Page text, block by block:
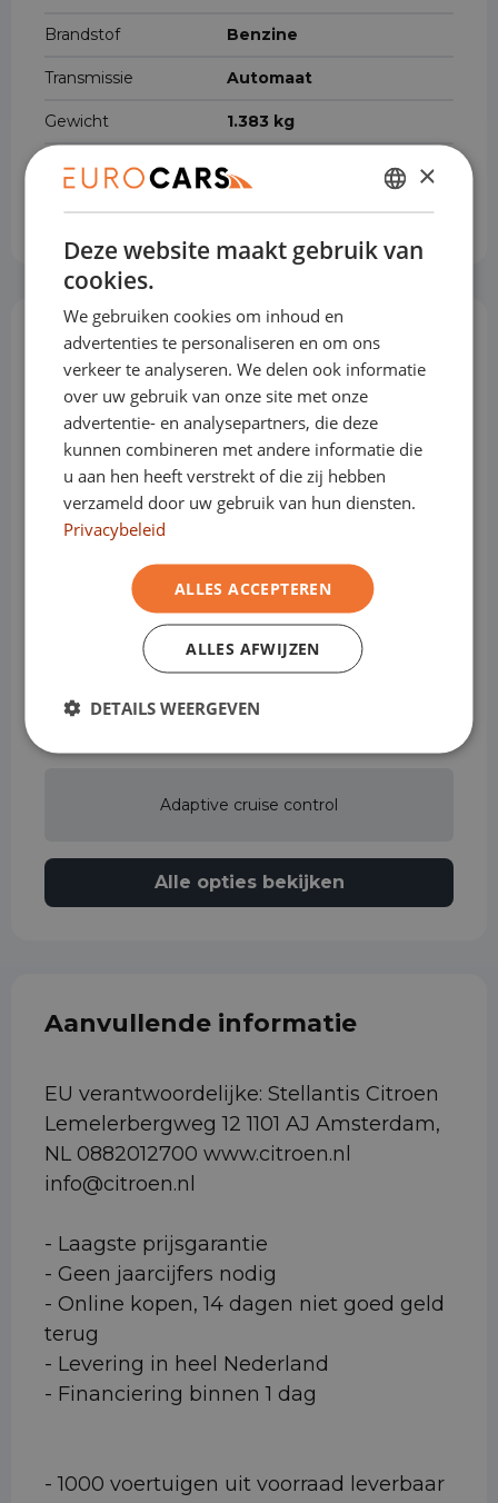
Brandstof Benzine
Transmissie Automaat
Gewicht 1.383 kg
Accucapaciteit 1 kWh
Cilinderinhoud 1.199 cm³
Opties & Toebehoren (74)
Achterbank in delen neerklapbaar
Actieve rijstrookassistent
Adaptieve grootlichtassistent
Adaptive cruise control
Alle opties bekijken
Aanvullende informatie
EU verantwoordelijke: Stellantis Citroen
Lemelerbergweg 12 1101 AJ Amsterdam,
NL 0882012700 www.citroen.nl
info@citroen.nl
- Laagste prijsgarantie
- Geen jaarcijfers nodig
- Online kopen, 14 dagen niet goed geld
terug
- Levering in heel Nederland
- Financiering binnen 1 dag
- 1000 voertuigen uit voorraad leverbaar
DUTCH
ENGLISH
×
Deze website maakt gebruik van
cookies.
We gebruiken cookies om inhoud en
advertenties te personaliseren en om ons
verkeer te analyseren. We delen ook informatie
over uw gebruik van onze site met onze
advertentie- en analysepartners, die deze
kunnen combineren met andere informatie die
u aan hen heeft verstrekt of die zij hebben
verzameld door uw gebruik van hun diensten.
Privacybeleid
ALLES ACCEPTEREN
ALLES AFWIJZEN
DETAILS WEERGEVEN